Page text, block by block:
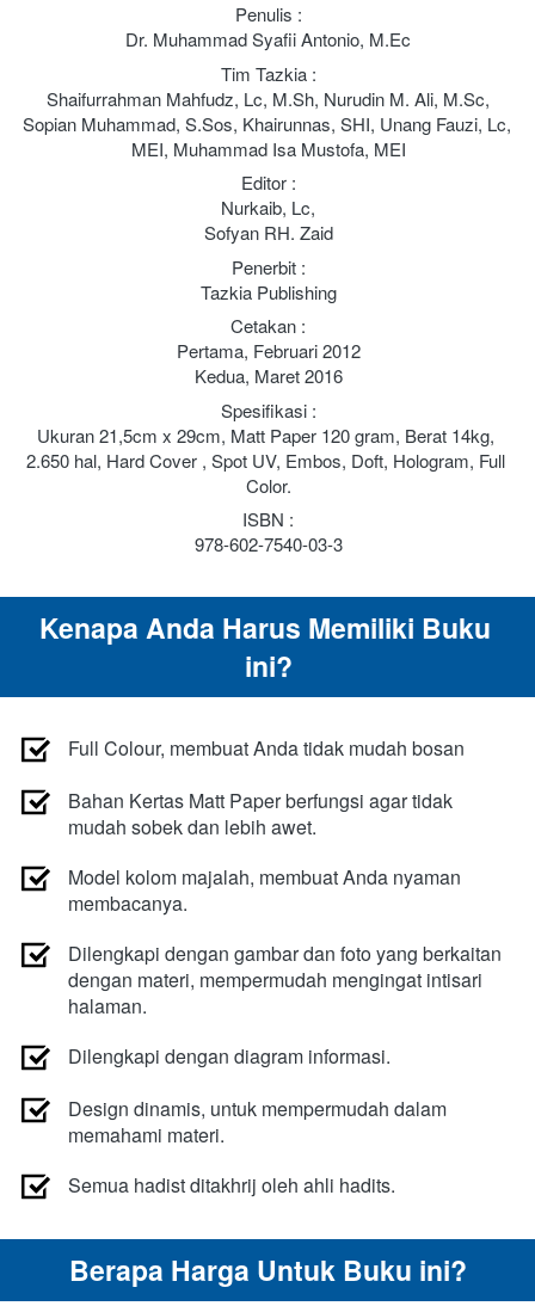
Penulis :
Dr. Muhammad Syafii Antonio, M.Ec
Tim Tazkia :
Shaifurrahman Mahfudz, Lc, M.Sh, Nurudin M. Ali, M.Sc,
Sopian Muhammad, S.Sos, Khairunnas, SHI, Unang Fauzi, Lc,
MEI, Muhammad Isa Mustofa, MEI
Editor :
Nurkaib, Lc,
Sofyan RH. Zaid
Penerbit :
Tazkia Publishing
Cetakan :
Pertama, Februari 2012
Kedua, Maret 2016
Spesifikasi :
Ukuran 21,5cm x 29cm, Matt Paper 120 gram, Berat 14kg,
2.650 hal, Hard Cover , Spot UV, Embos, Doft, Hologram, Full
Color.
ISBN :
978-602-7540-03-3
Kenapa Anda Harus Memiliki Buku
ini?
Full Colour, membuat Anda tidak mudah bosan
Bahan Kertas Matt Paper berfungsi agar tidak
mudah sobek dan lebih awet.
Model kolom majalah, membuat Anda nyaman
membacanya.
Dilengkapi dengan gambar dan foto yang berkaitan
dengan materi, mempermudah mengingat intisari
halaman.
Dilengkapi dengan diagram informasi.
Design dinamis, untuk mempermudah dalam
memahami materi.
Semua hadist ditakhrij oleh ahli hadits.
Berapa Harga Untuk Buku ini?